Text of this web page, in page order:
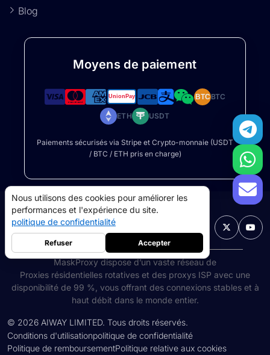
Blog
Moyens de paiement
BTCBTC
ETH USDT
Paiements sécurisés via Stripe et Crypto-monnaie (USDT
/ BTC / ETH pris en charge)
Français 
MaskProxy dispose d’un vaste réseau de
Proxies résidentielles rotatives et des proxys ISP avec une
disponibilité de 99 %, vous offrant des connexions stables et à
haut débit dans le monde entier.
© 2026 AIWAY LIMITED. Tous droits réservés.
Conditions d'utilisationpolitique de confidentialité
Politique de remboursementPolitique relative aux cookies
Nous utilisons des cookies pour améliorer les
performances et l'expérience du site.
politique de confidentialité
Refuser Accepter
proxys résidentiels5GB- $9
Proxys de centre de données
10GB
->